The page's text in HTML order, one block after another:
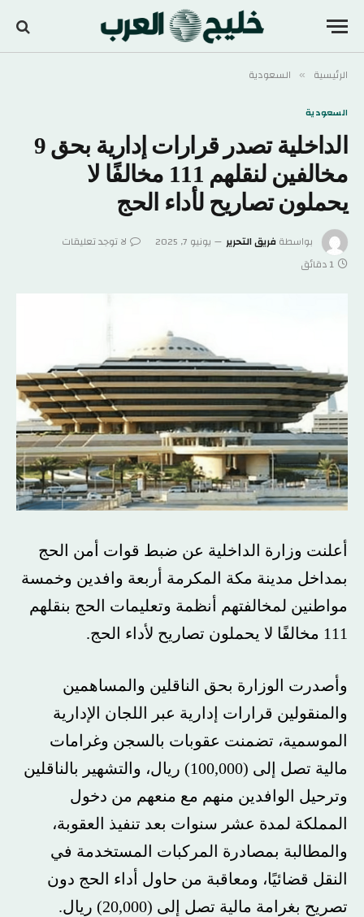
الرئيسية » السعودية
السعودية
الداخلية تصدر قرارات إدارية بحق 9
مخالفين لنقلهم 111 مخالفًا لا
يحملون تصاريح لأداء الحج
بواسطةفريق التحرير يونيو 7, 2025
لا توجد تعليقات
1 دقائق
أعلنت وزارة الداخلية عن ضبط قوات أمن الحج
بمداخل مدينة مكة المكرمة أربعة وافدين وخمسة
مواطنين لمخالفتهم أنظمة وتعليمات الحج بنقلهم
111 مخالفًا لا يحملون تصاريح لأداء الحج.
وأصدرت الوزارة بحق الناقلين والمساهمين
والمنقولين قرارات إدارية عبر اللجان الإدارية
الموسمية، تضمنت عقوبات بالسجن وغرامات
مالية تصل إلى (100,000) ريال، والتشهير بالناقلين
وترحيل الوافدين منهم مع منعهم من دخول
المملكة لمدة عشر سنوات بعد تنفيذ العقوبة،
والمطالبة بمصادرة المركبات المستخدمة في
النقل قضائيًا، ومعاقبة من حاول أداء الحج دون
تصريح بغرامة مالية تصل إلى (20,000) ريال.